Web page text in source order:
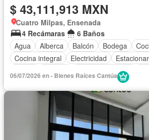
$ 43,111,913 MXN
Cuatro Milpas, Ensenada
4 Recámaras
6 Baños
Agua
Alberca Balcón Bodega
Cocina integral
Electricidad
Vista panorámica
06/07/2026 en - Bienes Raíces Cantúa